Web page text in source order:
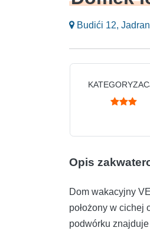
Budići 12,
Opis
Dom wakacyjny
położony w cichej
podwórku